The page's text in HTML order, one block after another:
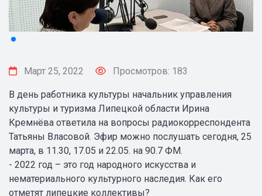
Март 25, 2022 Просмотров: 183
В день работника культуры начальник управления
культуры и туризма Липецкой области Ирина
Кремнёва ответила на вопросы радиокорреспондента
Татьяны Власовой. Эфир можно послушать сегодня, 25
марта, в 11.30, 17.05 и 22.05. на 90.7 ФМ.
- 2022 год – это год народного искусства и
нематериального культурного наследия. Как его
отметят липецкие коллективы?